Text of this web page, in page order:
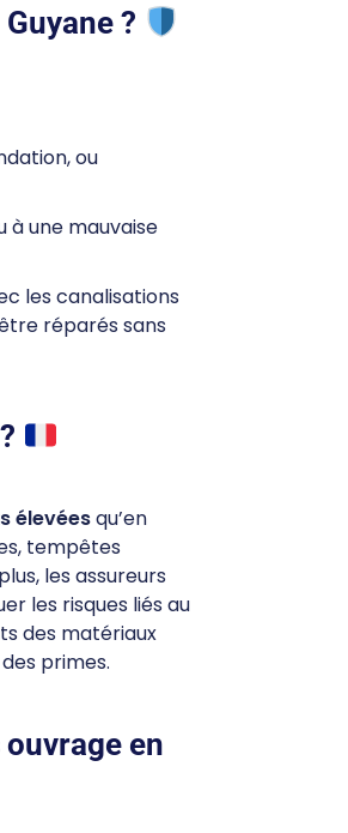
?
ou
à une mauvaise
les canalisations
réparés sans
élevéesqu’en
tempêtes
les assureurs
les risques liés au
des matériaux
primes.
en